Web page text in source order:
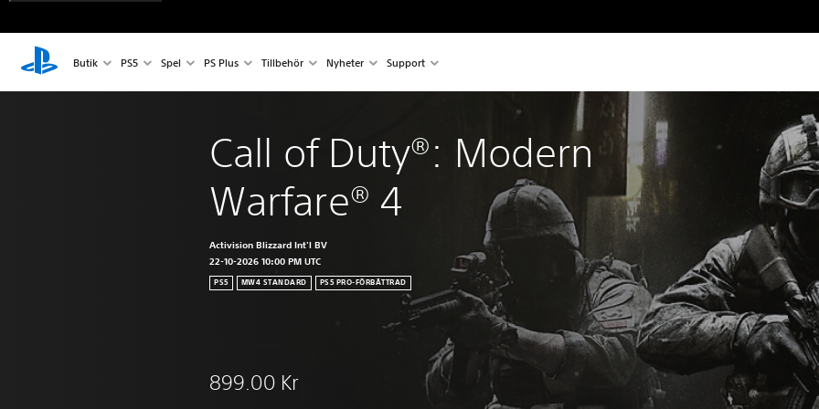
Butik PS5 Spel PS Plus Tillbehör Nyheter Support
Call of Duty®: Modern
Warfare® 4
Activision Blizzard Int'l BV
22-10-2026 10:00 PM UTC
PS5 MW4 STANDARD PS5 PRO-FÖRBÄTTRAD
899.00 Kr